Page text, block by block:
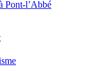
Pont-l’Abbé